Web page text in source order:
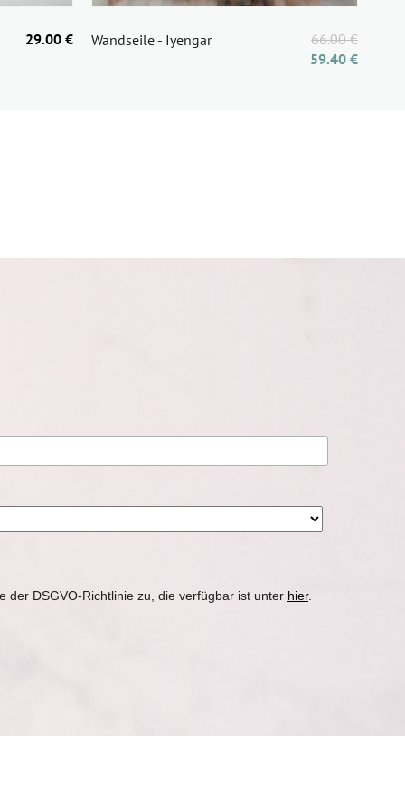
29.00 € Wandseile - Iyengar
66.00 €
59.40 €
der DSGVO-Richtlinie zu, die verfügbar ist unter hier.